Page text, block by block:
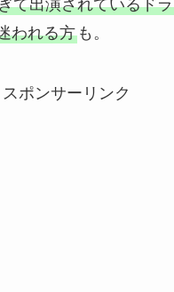
て出演されているド
われる方も。
スポンサーリンク